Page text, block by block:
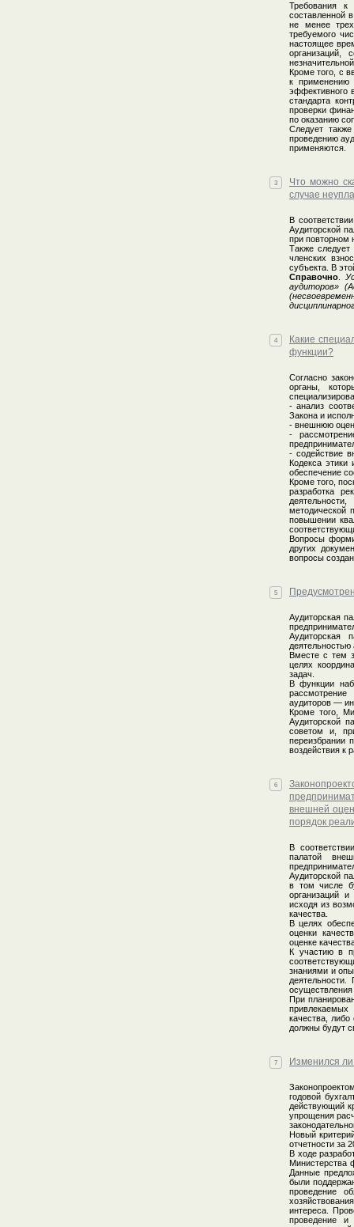
Требования к
составленной
не менее
требуемого
настоящее
организаций,
Кроме того, с
к применению
эффективного
стандарта
проверки
по оказанию
Следует
проведению
применяются.
3
Что можно
случае
В
Аудиторской
при повторном
Также следует
членских
субъекта. В
Справочно
аудиторов»
4
Какие
функции?
Согласно
органы,
- анализ
Закона и
- внешнюю
-
- содействие
Кодекса
обеспечение
Кроме того,
разработка
методической
повышении
Вопросы
других
вопросы
5
Аудиторская
Аудиторская
деятельностью
Вместе с тем
целях
задач.
В функции
рассмотрение
аудиторов —
Кроме того,
Аудиторской
советом и,
переизбрании
воздействия к
6
внешней
порядок
В
палатой
Аудиторской
в том числе
организаций
исходя из
качества.
В целях
оценки
оценке
К участию в
знаниями и
При
качества,
должны будут
7 Изменился
годовой
действующий
упрощения
Новый
отчетности за
В ходе
Министерства
Данные
были
проведение
интереса.
проведение и